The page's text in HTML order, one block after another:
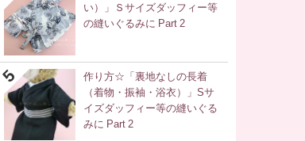
い）」Ｓサイズダッフィー等
の縫いぐるみに Part 2
作り方☆「裏地なしの長着
（着物・振袖・浴衣）」Sサ
イズダッフィー等の縫いぐる
みに Part 2